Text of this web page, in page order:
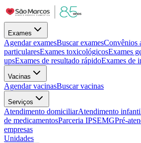
Exames
Agendar examesBuscar examesConvênios
particularesExames toxicológicosExames
upsExames de resultado rápidoExames de
Vacinas
Agendar vacinasBuscar vacinas
Serviços
Atendimento domiciliarAtendimento
de medicamentosParceria IPSEMGPré-
empresas
Unidades